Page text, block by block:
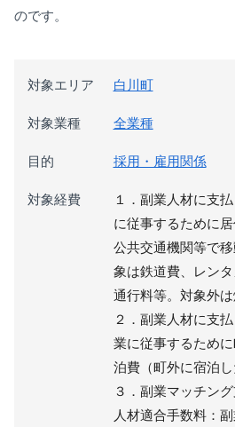
のです。
対象エリア 白川町
対象業種 全業種
目的 採用・雇用関係
対象経費
１．副業人材に支
に従事するために
公共交通機関等で
象は鉄道費、レン
通行料等。対象外は
２．副業人材に支
業に従事するため
泊費（町外に宿泊し
３．副業マッチン
人材適合手数料：